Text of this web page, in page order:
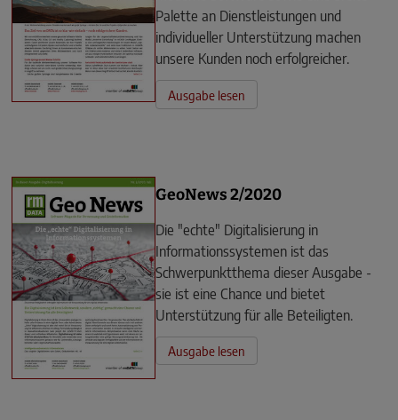
Palette an Dienstleistungen und
individueller Unterstützung machen
unsere Kunden noch erfolgreicher.
Ausgabe lesen
GeoNews 2/2020
Die "echte" Digitalisierung in
Informationssystemen ist das
Schwerpunktthema dieser Ausgabe -
sie ist eine Chance und bietet
Unterstützung für alle Beteiligten.
Ausgabe lesen